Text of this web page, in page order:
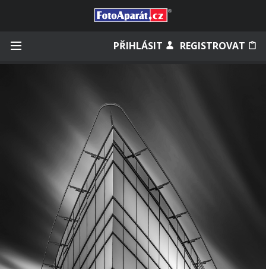
PŘIHLÁSIT REGISTROVAT
Zapamatovat
Zapomněli jste heslo?
Měli jste účet na starém webu?